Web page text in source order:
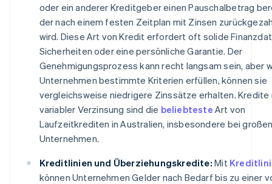
oder ein anderer Kreditgeber einen Pauschalbetrag
der nach einem festen Zeitplan mit Zinsen
wird. Diese Art von Kredit erfordert oft solide
Sicherheiten oder eine persönliche Garantie. Der
Genehmigungsprozess kann recht langsam sein, aber
Unternehmen bestimmte Kriterien erfüllen, können sie
vergleichsweise niedrigere Zinssätze erhalten. Kredite
variabler Verzinsung sind die beliebteste Art von
Laufzeitkrediten in Australien, insbesondere bei
Unternehmen.
Kreditlinien und Überziehungskredite: Mit
können Unternehmen Gelder nach Bedarf bis zu einer